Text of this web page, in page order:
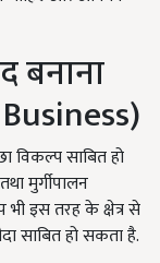
बनाना
विकल्प साबित हो
मुर्गीपालन
इस तरह के क्षेत्र से
साबित हो सकता है.